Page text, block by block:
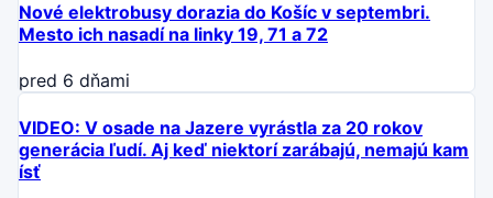
Nové elektrobusy dorazia do Košíc v septembri.
Mesto ich nasadí na linky 19, 71 a 72
pred 6 dňami
VIDEO: V osade na Jazere vyrástla za 20 rokov
generácia ľudí. Aj keď niektorí zarábajú, nemajú kam
ísť